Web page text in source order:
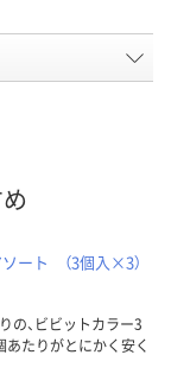
ート （3個入×3）
の、ビビットカラー3
あたりがとにかく安く